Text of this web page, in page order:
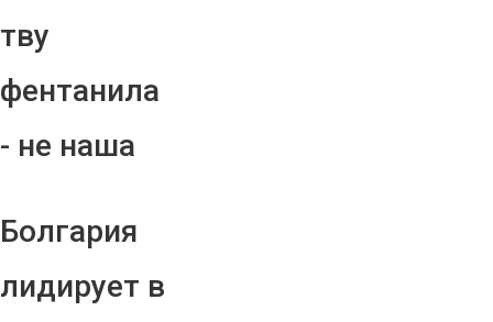
тву
фентанила
- не наша
Болгария
лидирует в